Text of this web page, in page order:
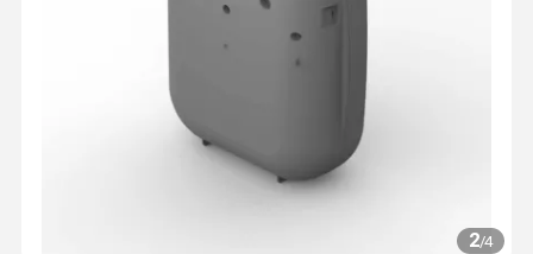
2/4